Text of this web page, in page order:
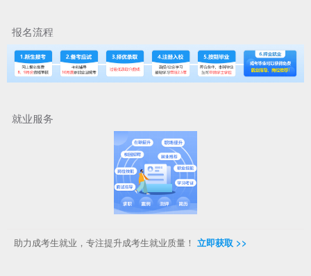
报名流程
就业服务
助力成考生就业，专注提升成考生就业质量！ 立即获取 >>